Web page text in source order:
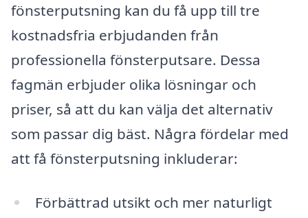
fönsterputsning kan du få upp till tre
kostnadsfria erbjudanden från
professionella fönsterputsare. Dessa
fagmän erbjuder olika lösningar och
priser, så att du kan välja det alternativ
som passar dig bäst. Några fördelar med
att få fönsterputsning inkluderar:
Förbättrad utsikt och mer naturligt